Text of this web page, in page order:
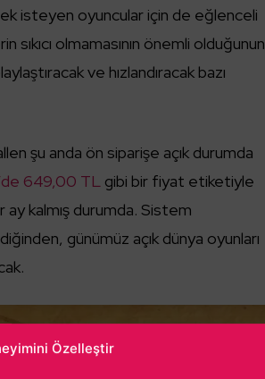
Özelleştir
isteyen oyuncular için de eğlenceli
olmamasının önemli olduğunun
ve hızlandıracak bazı
şu anda ön siparişe açık durumda
649,00 TL gibi bir fiyat etiketiyle
ay kalmış durumda. Sistem
günümüz açık dünya oyunları